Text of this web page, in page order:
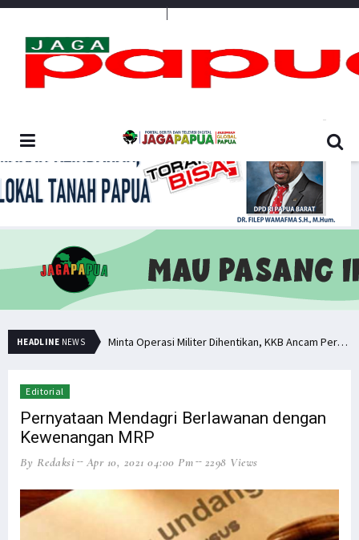
HEADLINE NEWS Hindari Bias Definisi, Filep: Perlu Definisi Khusus Afiliasi KKB Minta Operasi Militer Dihentikan, KKB Ancam Perang Serentak
Editorial
Pernyataan Mendagri Berlawanan dengan
Kewenangan MRP
By Redaksi Apr 10, 2021 04:00 Pm 2298 Views